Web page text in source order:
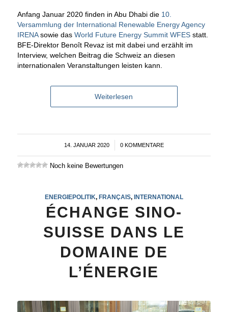
Anfang Januar 2020 finden in Abu Dhabi die 10.
Versammlung der International Renewable Energy Agency
IRENAsowie das World Future Energy Summit WFESstatt.
BFE-Direktor Benoît Revaz ist mit dabei und erzählt im
Interview, welchen Beitrag die Schweiz an diesen
internationalen Veranstaltungen leisten kann.
Weiterlesen
14. JANUAR 2020
/ 0 KOMMENTARE
Noch keine Bewertungen
ENERGIEPOLITIK, FRANÇAIS, INTERNATIONAL
ÉCHANGE SINO-
SUISSE DANS LE
DOMAINE DE
L’ÉNERGIE